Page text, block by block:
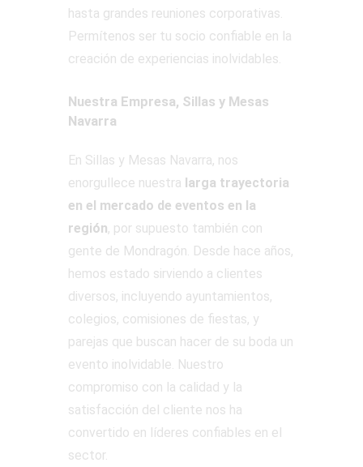
hasta grandes reuniones corporativas.
Permítenos ser tu socio confiable en la
creación de experiencias inolvidables.
Nuestra Empresa, Sillas y Mesas
Navarra
En Sillas y Mesas Navarra, nos
enorgullece nuestra larga trayectoria
en el mercado de eventos en la
región, por supuesto también con
gente de Mondragón. Desde hace años,
hemos estado sirviendo a clientes
diversos, incluyendo ayuntamientos,
colegios, comisiones de fiestas, y
parejas que buscan hacer de su boda un
evento inolvidable. Nuestro
compromiso con la calidad y la
satisfacción del cliente nos ha
convertido en líderes confiables en el
sector.